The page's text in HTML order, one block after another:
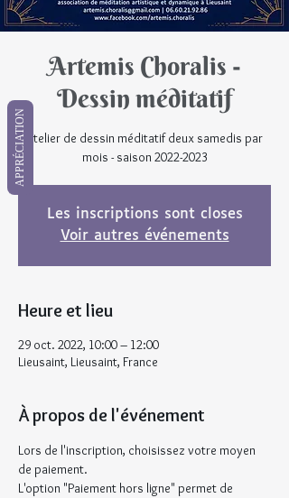
Artemis Choralis -
Dessin méditatif
Atelier de dessin méditatif deux samedis par
mois - saison 2022-2023
Les inscriptions sont closes
Voir autres événements
Heure et lieu
29 oct. 2022, 10:00 – 12:00
Lieusaint, Lieusaint, France
À propos de l'événement
Lors de l'inscription, choisissez votre moyen
de paiement.
L'option "Paiement hors ligne" permet de
APPRÉCIATION